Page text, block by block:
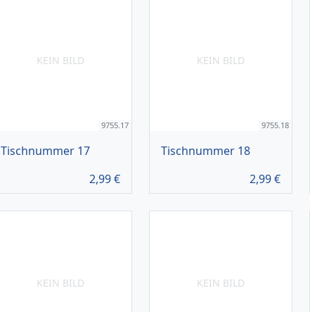
KEIN BILD
9755.17
Tischnummer 17
2,99€
KEIN BILD
9755.18
Tischnummer 18
2,99€
KEIN BILD KEIN BILD